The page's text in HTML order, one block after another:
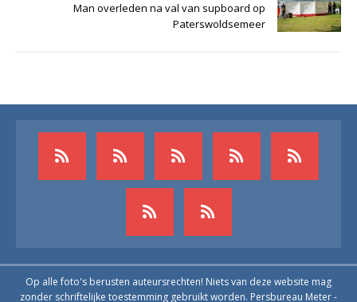
Man overleden na val van supboard op
Paterswoldsemeer
Op alle foto's berusten auteursrechten! Niets van deze website mag
zonder schriftelijke toestemming gebruikt worden. Persbureau Meter -